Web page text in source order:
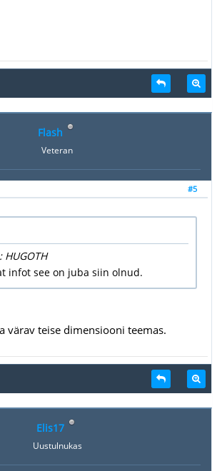
Flash
Veteran
#5
infot see on juba siin olnud.
värav teise dimensiooni teemas.
Elis17
Uustulnukas